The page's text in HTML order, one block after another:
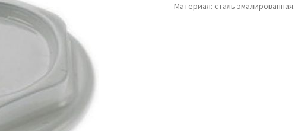
Материал: сталь эмалированная.